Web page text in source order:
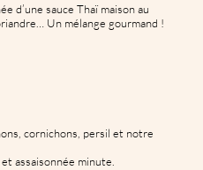
d’une sauce Thaï maison au
Un mélange gourmand !
cornichons, persil et notre
assaisonnée minute.